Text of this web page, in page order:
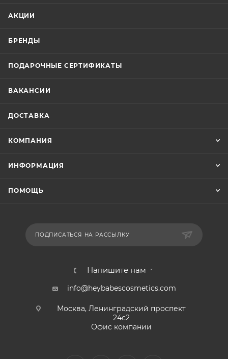
АКЦИИ
БРЕНДЫ
ПОДАРОЧНЫЕ СЕРТИФИКАТЫ
ВАКАНСИИ
ДОСТАВКА
КОМПАНИЯ
ИНФОРМАЦИЯ
ПОМОЩЬ
ПОДПИСАТЬСЯ НА РАССЫЛКУ
Напишите нам
info@heybabescosmetics.com
Москва, Ленинградский проспект
24с2
Офис компании